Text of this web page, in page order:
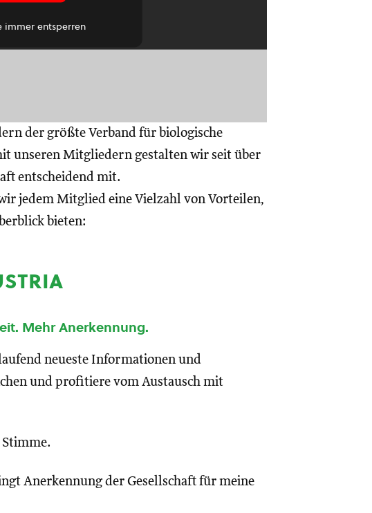
immer entsperren
der größte Verband für biologische
unseren Mitgliedern gestalten wir seit über
entscheidend mit.
jedem Mitglied eine Vielzahl von Vorteilen,
bieten:
Mehr Anerkennung.
neueste Informationen und
und profitiere vom Austausch mit
Anerkennung der Gesellschaft für meine